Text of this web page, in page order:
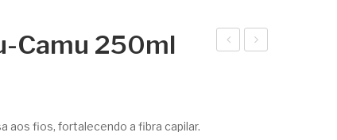
Camu 250ml
aos fios, fortalecendo a fibra capilar.